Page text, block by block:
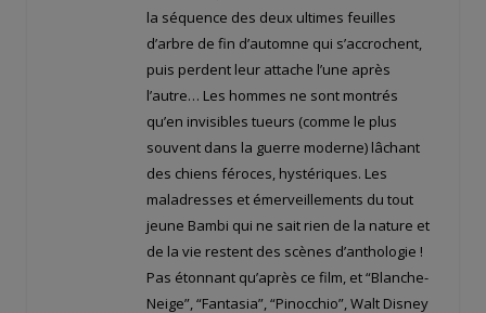
la séquence des deux ultimes feuilles
d’arbre de fin d’automne qui s’accrochent,
puis perdent leur attache l’une après
l’autre… Les hommes ne sont montrés
qu’en invisibles tueurs (comme le plus
souvent dans la guerre moderne) lâchant
des chiens féroces, hystériques. Les
maladresses et émerveillements du tout
jeune Bambi qui ne sait rien de la nature et
de la vie restent des scènes d’anthologie !
Pas étonnant qu’après ce film, et “Blanche-
Neige”, “Fantasia”, “Pinocchio”, Walt Disney